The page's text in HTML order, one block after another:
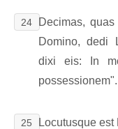
24
Decimas,
Domino, dedi
dixi eis: In
possessionem".
25 Locutusque